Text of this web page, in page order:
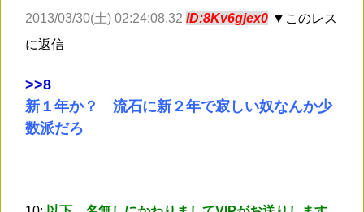
2013/03/30(土) 02:24:08.32 ID:8Kv6gjex0 ▼このレス
に返信
>>8
新１年か？ 流石に新２年で寂しい奴なんか少
数派だろ